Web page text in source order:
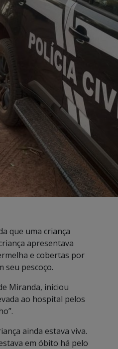
que uma criança
apresentava
e cobertas por
seu pescoço.
Miranda, iniciou
ao hospital pelos
ainda estava viva.
em óbito há pelo